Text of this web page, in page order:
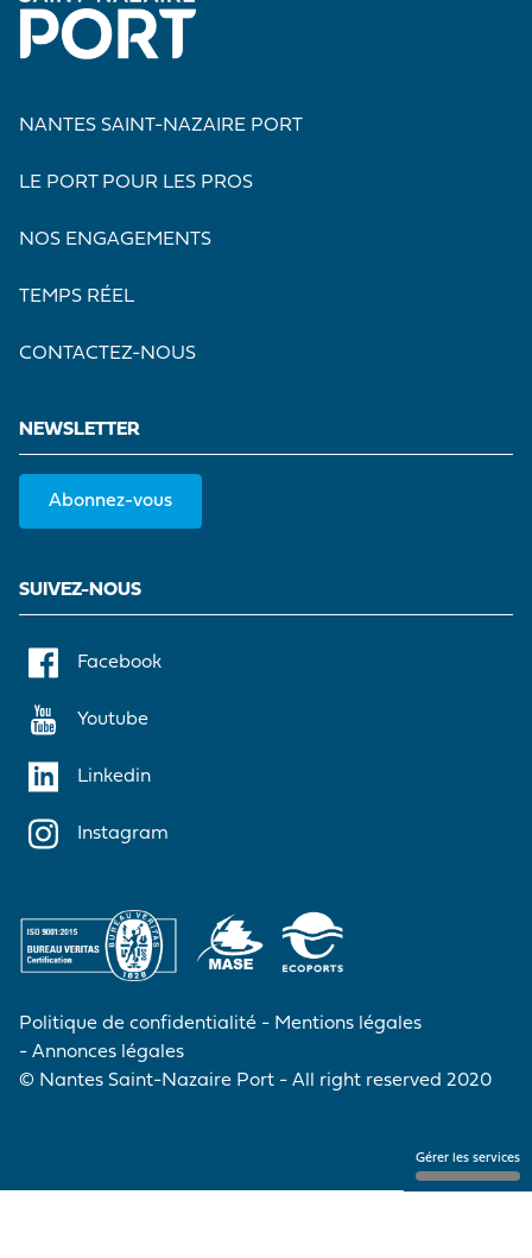
NANTES SAINT-NAZAIRE PORT
LE PORT POUR LES PROS
NOS ENGAGEMENTS
TEMPS RÉEL
CONTACTEZ-NOUS
NEWSLETTER
Abonnez-vous
SUIVEZ-NOUS
Facebook
Youtube
Linkedin
Instagram
Politique de confidentialité
Mentions légales
Annonces légales
© Nantes Saint-Nazaire Port - All right reserved 2020
Gérer les services